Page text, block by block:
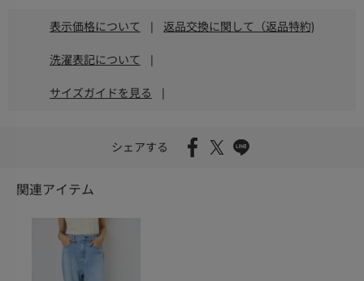
表示価格について | 返品交換に関して（返品特約)
洗濯表記について |
サイズガイドを見る |
シェアする
関連アイテム